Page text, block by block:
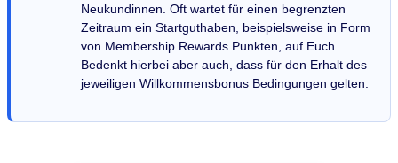
Neukundinnen. Oft wartet für einen begrenzten
Zeitraum ein Startguthaben, beispielsweise in Form
von Membership Rewards Punkten, auf Euch.
Bedenkt hierbei aber auch, dass für den Erhalt des
jeweiligen Willkommensbonus Bedingungen gelten.